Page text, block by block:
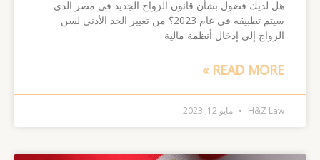
هل لديك فضول بشأن قانون الزواج الجديد في مصر الذي
سيتم تطبيقه في عام 2023؟ من تغيير الحد الأدنى لسن
الزواج إلى إدخال أنظمة مالية
READ MORE »
H&Z Law مايو 12, 2023